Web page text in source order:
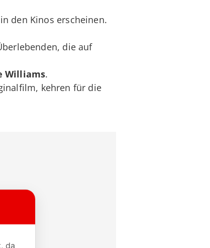
in den Kinos erscheinen.
die auf
Williams.
kehren für die